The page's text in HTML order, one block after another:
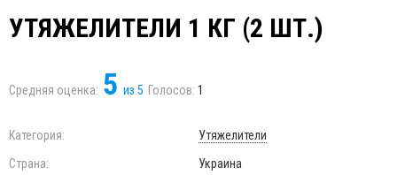
УТЯЖЕЛИТЕЛИ 1 КГ (2 ШТ.)
Средняя оценка: 5 из 5 Голосов: 1
Категория:
Утяжелители
Страна:
Украина